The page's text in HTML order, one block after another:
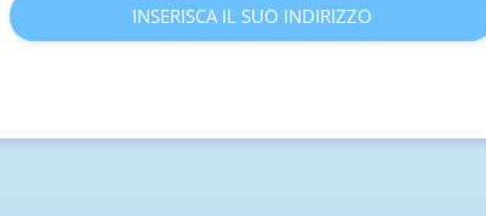
INSERISCA IL SUO INDIRIZZO